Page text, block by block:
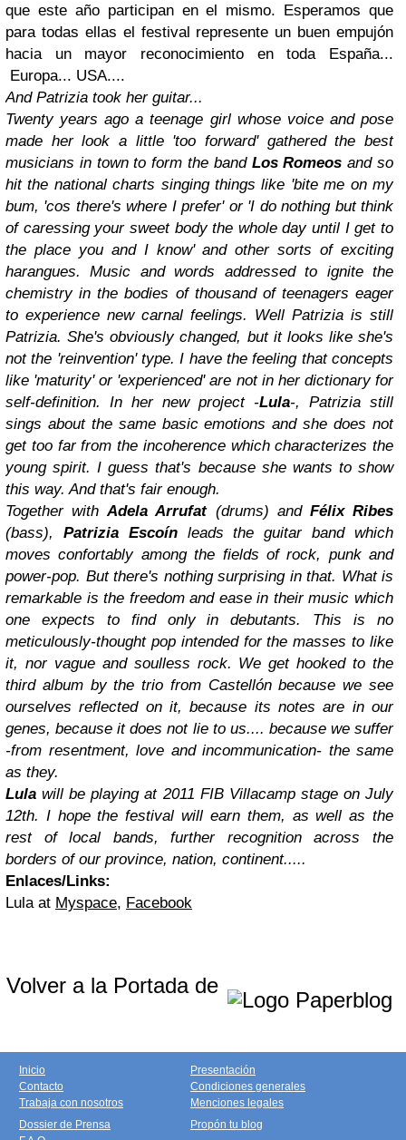
que este año participan en el mismo. Esperamos que
para todas ellas el festival represente un buen empujón
hacia un mayor reconocimiento en toda España...
Europa... USA....
And Patrizia took her guitar...
Twenty years ago a teenage girl whose voice and pose
made her look a little 'too forward' gathered the best
musicians in town to form the band Los Romeos and so
hit the national charts singing things like 'bite me on my
bum, 'cos there's where I prefer' or 'I do nothing but think
of caressing your sweet body the whole day until I get to
the place you and I know' and other sorts of exciting
harangues. Music and words addressed to ignite the
chemistry in the bodies of thousand of teenagers eager
to experience new carnal feelings. Well Patrizia is still
Patrizia. She's obviously changed, but it looks like she's
not the 'reinvention' type. I have the feeling that concepts
like 'maturity' or 'experienced' are not in her dictionary for
self-definition. In her new project -Lula-, Patrizia still
sings about the same basic emotions and she does not
get too far from the incoherence which characterizes the
young spirit. I guess that's because she wants to show
this way. And that's fair enough.
Together withAdela Arrufat(drums) and Félix Ribes
(bass), Patrizia Escoínleads the guitar band which
moves confortably among the fields of rock, punk and
power-pop. But there's nothing surprising in that. What is
remarkable is the freedom and ease in their music which
one expects to find only in debutants. This is no
meticulously-thought pop intended for the masses to like
it, nor vague and soulless rock. We get hooked to the
third album by the trio from Castellón because we see
ourselves reflected on it, because its notes are in our
genes, because it does not lie to us.... because we suffer
-from resentment, love and incommunication- the same
as they.
Lulawill be playing at 2011 FIB Villacamp stage on July
12th. I hope the festival will earn them, as well as the
rest of local bands, further recognition across the
borders of our province, nation, continent.....
Enlaces/Links:
Lula at Myspace, Facebook
Volver a la Portada de
Inicio
Contacto
Trabaja con nosotros
Presentación
Condiciones generales
Menciones legales
Dossier de Prensa
Propón tu blog